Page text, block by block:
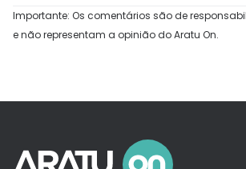
Importante: Os comentários são de
e não representam a opinião do Aratu On.